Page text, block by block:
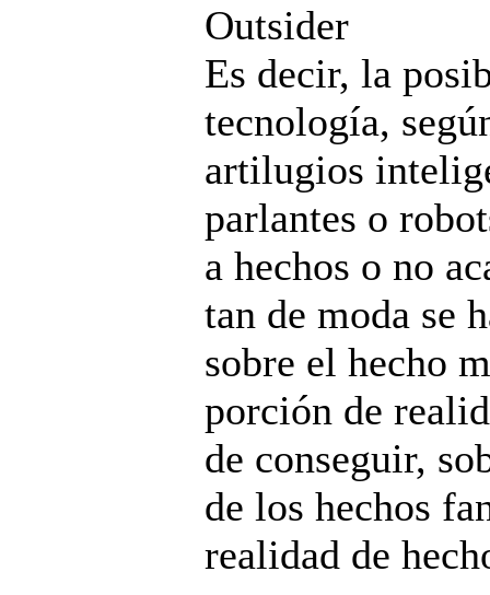
Outsider
Es decir, la
tecnología,
artilugios
parlantes o
a hechos o no
tan de moda se
sobre el hecho
porción de
de conseguir,
de los hechos
realidad de